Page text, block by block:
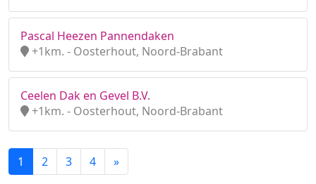
Pascal Heezen Pannendaken
+1km. - Oosterhout, Noord-Brabant
Ceelen Dak en Gevel B.V.
+1km. - Oosterhout, Noord-Brabant
1 2 3 4 »